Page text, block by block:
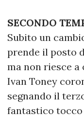
SECONDO
Subito un
prende il posto
ma non riesce
Ivan Toney
segnando il
fantastico tocco